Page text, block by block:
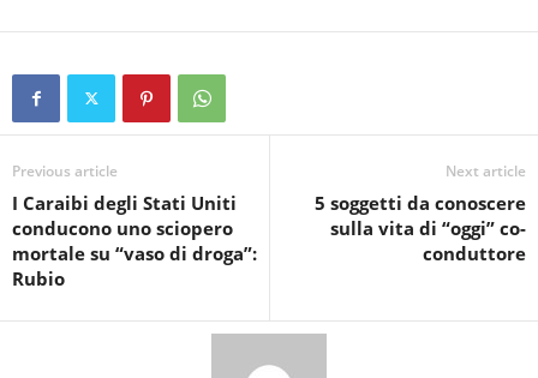
Previous article
I Caraibi degli Stati Uniti
conducono uno sciopero
mortale su “vaso di droga”:
Rubio
Next article
5 soggetti da conoscere
sulla vita di “oggi” co-
conduttore